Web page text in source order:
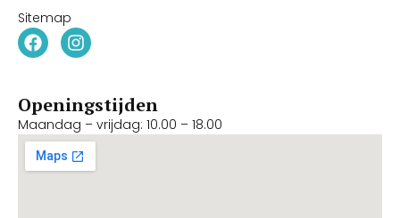
Sitemap
Openingstijden
Maandag – vrijdag: 10.00 – 18.00